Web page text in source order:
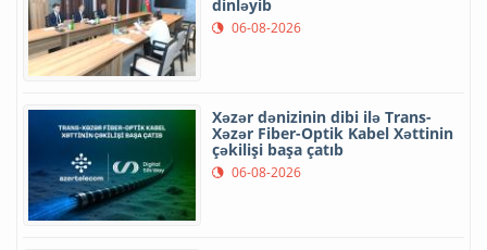
dinləyib
06-08-2026
Xəzər dənizinin dibi ilə Trans-
Xəzər Fiber-Optik Kabel Xəttinin
çəkilişi başa çatıb
06-08-2026